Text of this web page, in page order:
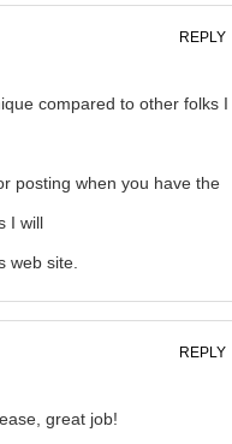
REPLY
compared to other folks
posting when you have the
I will
web site.
REPLY
great job!